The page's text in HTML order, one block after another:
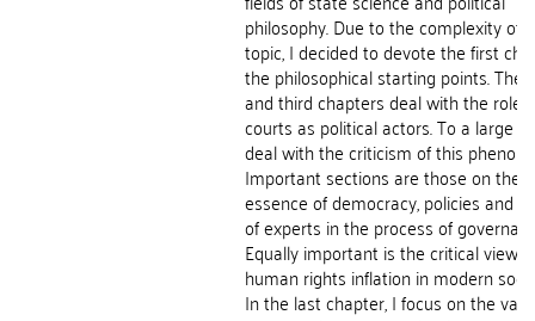
philosophy. Due to the complexity of
topic, I decided to devote the first
the philosophical starting points. The
and third chapters deal with the role
courts as political actors. To a large
deal with the criticism of this
Important sections are those on the
essence of democracy, policies and
of experts in the process of
Equally important is the critical view
human rights inflation in modern
In the last chapter, I focus on the